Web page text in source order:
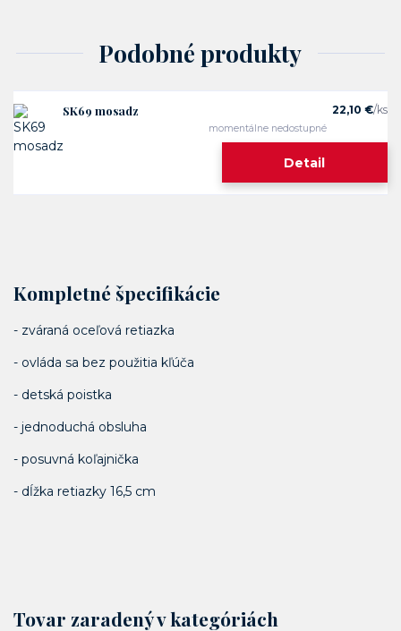
Podobné produkty
SK69 mosadz 22,10 €/ks
momentálne nedostupné
Detail
Kompletné špecifikácie
- zváraná oceľová retiazka
- ovláda sa bez použitia kľúča
- detská poistka
- jednoduchá obsluha
- posuvná koľajnička
- dĺžka retiazky 16,5 cm
Tovar zaradený v kategóriách